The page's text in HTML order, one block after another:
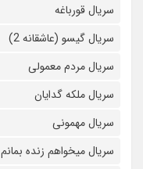
سریال قورباغه
سریال گیسو (عاشقانه 2)
سریال مردم معمولی
سریال ملکه گدایان
سریال مهمونی
سریال میخواهم زنده بمانم